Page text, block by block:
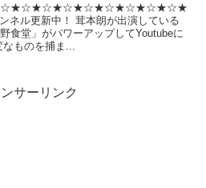
ネル更新中！ 茸本朗が出演している
食堂」がパワーアップしてYoutubeに
ものを捕ま...
サーリンク